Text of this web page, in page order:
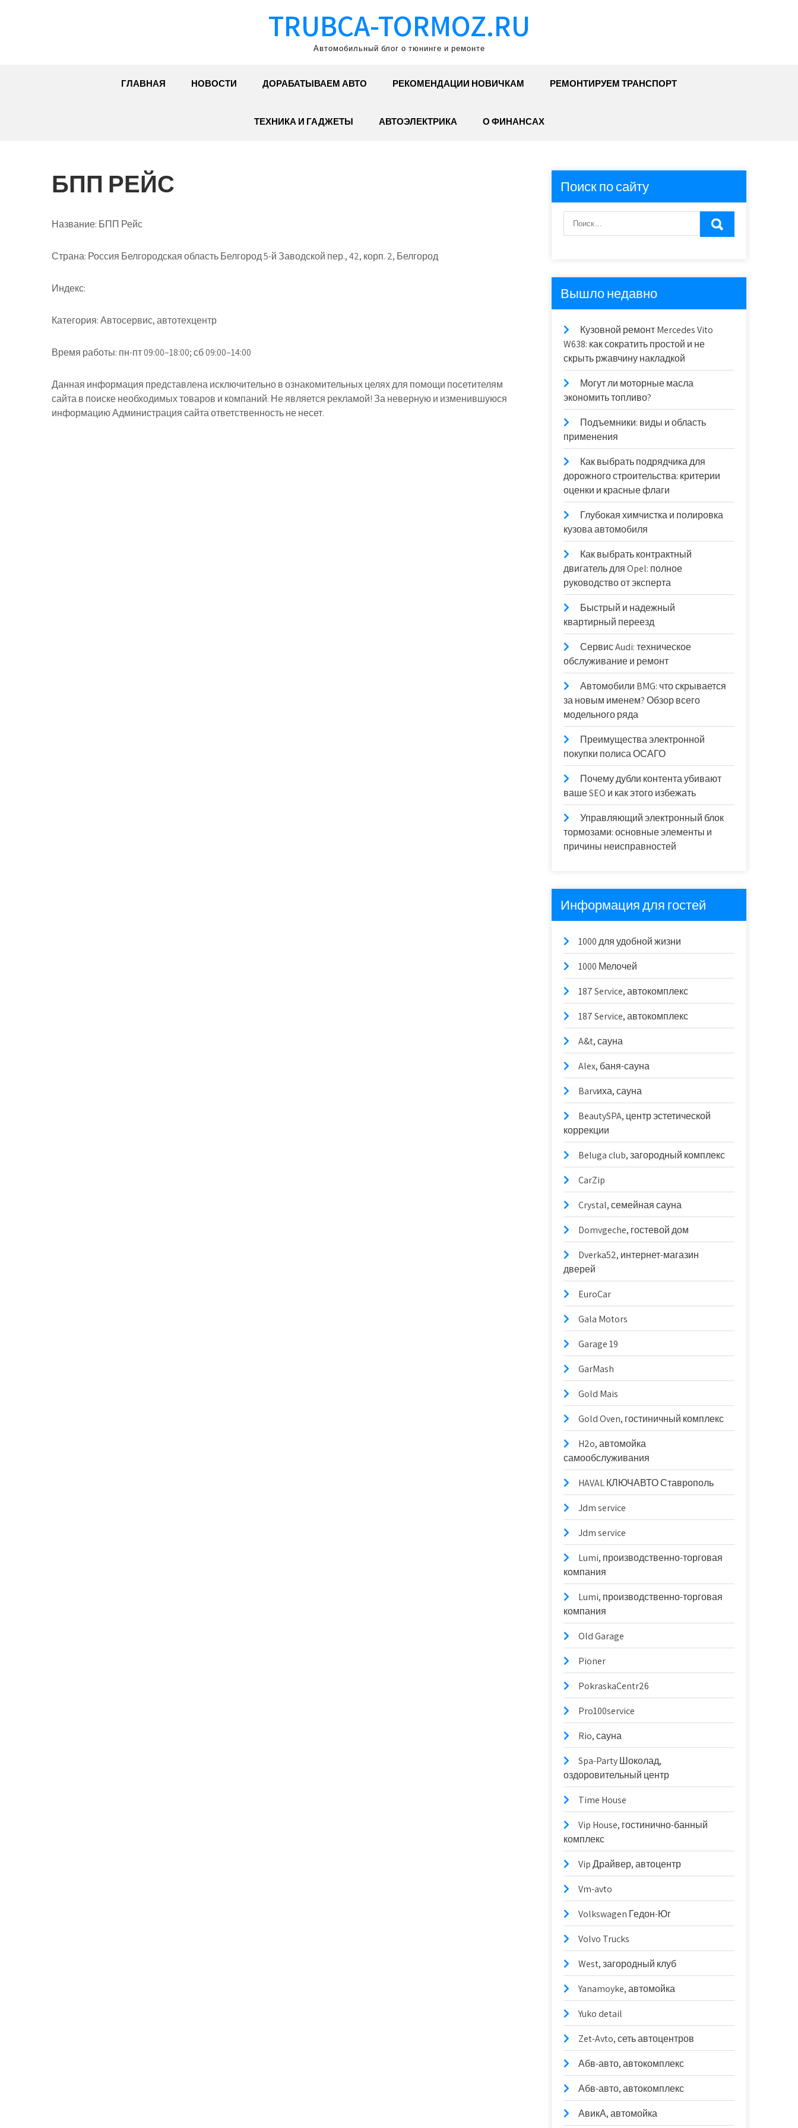
TRUBCA-TORMOZ.RU
Автомобильный блог о тюнинге и ремонте
ГЛАВНАЯ НОВОСТИ ДОРАБАТЫВАЕМ АВТО РЕКОМЕНДАЦИИ НОВИЧКАМ РЕМОНТИРУЕМ ТРАНСПОРТ
ТЕХНИКА И ГАДЖЕТЫ АВТОЭЛЕКТРИКА О ФИНАНСАХ
БПП РЕЙС
Название: БПП Рейс
Страна: Россия Белгородская область Белгород 5-й Заводской пер., 42, корп. 2, Белгород
Индекс:
Категория:Автосервис, автотехцентр
Время работы: пн-пт 09:00–18:00; сб 09:00–14:00
Данная информация представлена исключительно в ознакомительных целях для помощи посетителям
сайта в поиске необходимых товаров и компаний. Не является рекламой! За неверную и изменившуюся
информацию Администрация сайта ответственность не несет.
Поиск по сайту
Вышло недавно
Кузовной ремонт Mercedes Vito
W638: как сократить простой и не
скрыть ржавчину накладкой
Могут ли моторные масла
экономить топливо?
Подъемники: виды и область
применения
Как выбрать подрядчика для
дорожного строительства: критерии
оценки и красные флаги
Глубокая химчистка и полировка
кузова автомобиля
Как выбрать контрактный
двигатель для Opel: полное
руководство от эксперта
Быстрый и надежный
квартирный переезд
Сервис Audi: техническое
обслуживание и ремонт
Автомобили BMG: что скрывается
за новым именем? Обзор всего
модельного ряда
Преимущества электронной
покупки полиса ОСАГО
Почему дубли контента убивают
ваше SEO и как этого избежать
Управляющий электронный блок
тормозами: основные элементы и
причины неисправностей
Информация для гостей
1000 для удобной жизни
1000 Мелочей
187 Service, автокомплекс
187 Service, автокомплекс
A&t, сауна
Alex, баня-сауна
Barvиха, сауна
BeautySPA, центр эстетической
коррекции
Beluga club, загородный комплекс
CarZip
Crystal, семейная сауна
Domvgeche, гостевой дом
Dverka52, интернет-магазин
дверей
EuroCar
Gala Motors
Garage 19
GarMash
Gold Mais
Gold Oven, гостиничный комплекс
H2o, автомойка
самообслуживания
HAVAL КЛЮЧАВТО Ставрополь
Jdm service
Jdm service
Lumi, производственно-торговая
компания
Lumi, производственно-торговая
компания
Old Garage
Pioner
PokraskaCentr26
Pro100service
Rio, сауна
Spa-Party Шоколад,
оздоровительный центр
Time House
Vip House, гостинично-банный
комплекс
Vip Драйвер, автоцентр
Vm-avto
Volkswagen Гедон-Юг
Volvo Trucks
West, загородный клуб
Yanamoyke, автомойка
Yuko detail
Zet-Avto, сеть автоцентров
Абв-авто, автокомплекс
Абв-авто, автокомплекс
АвикА, автомойка